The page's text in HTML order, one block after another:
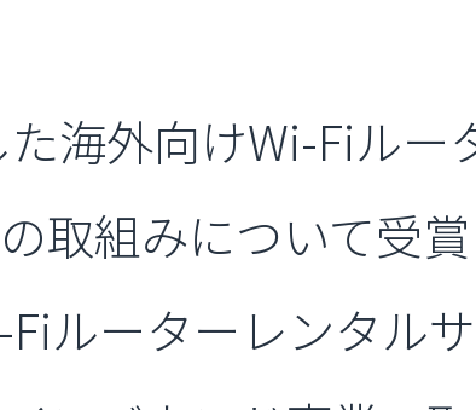
海外向けWi-Fiルー
取組みについて受
ルーターレンタル